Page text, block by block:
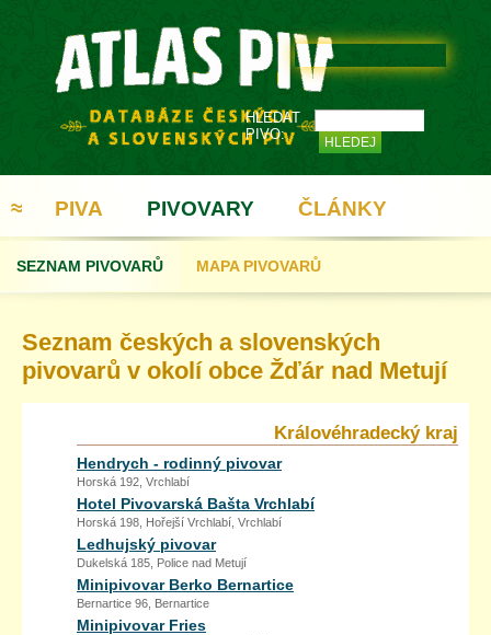
HLEDAT
PIVO:
≈ PIVA PIVOVARY
SEZNAM PIVOVARŮ MAPA PIVOVARŮ
ČLÁNKY
REGISTRACE
Seznam českých a slovenských
pivovarů v okolí obce Žďár nad Metují
Královéhradecký kraj
Hendrych - rodinný pivovar
Horská 192, Vrchlabí
Hotel Pivovarská Bašta Vrchlabí
Horská 198, Hořejší Vrchlabí, Vrchlabí
Ledhujský pivovar
Dukelská 185, Police nad Metují
Minipivovar Berko Bernartice
Bernartice 96, Bernartice
Minipivovar Fries